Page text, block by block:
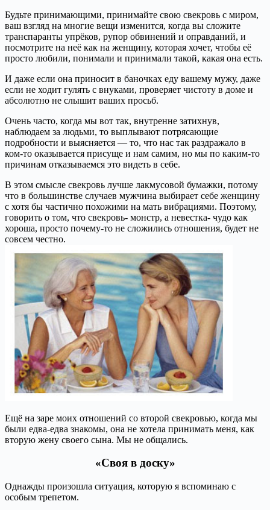
Будьте принимающими, принимайте свою свекровь с миром,
ваш взгляд на многие вещи изменится, когда вы сложите
транспаранты упрёков, рупор обвинений и оправданий, и
посмотрите на неё как на женщину, которая хочет, чтобы её
просто любили, понимали и принимали такой, какая она есть.
И даже если она приносит в баночках еду вашему мужу, даже
если не ходит гулять с внуками, проверяет чистоту в доме и
абсолютно не слышит ваших просьб.
Очень часто, когда мы вот так, внутренне затихнув,
наблюдаем за людьми, то выплывают потрясающие
подробности и выясняется — то, что нас так раздражало в
ком-то оказывается присуще и нам самим, но мы по каким-то
причинам отказываемся это видеть в себе.
В этом смысле свекровь лучше лакмусовой бумажки, потому
что в большинстве случаев мужчина выбирает себе женщину
с хотя бы частично похожими на мать вибрациями. Поэтому,
говорить о том, что свекровь- монстр, а невестка- чудо как
хороша, просто почему-то не сложились отношения, будет не
совсем честно.
Ещё на заре моих отношений со второй свекровью, когда мы
были едва-едва знакомы, она не хотела принимать меня, как
вторую жену своего сына. Мы не общались.
«Своя в доску»
Однажды произошла ситуация, которую я вспоминаю с
особым трепетом.